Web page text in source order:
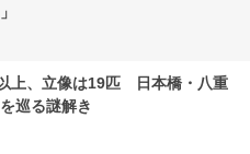
上、立像は19匹 日本橋・八重
巡る謎解き